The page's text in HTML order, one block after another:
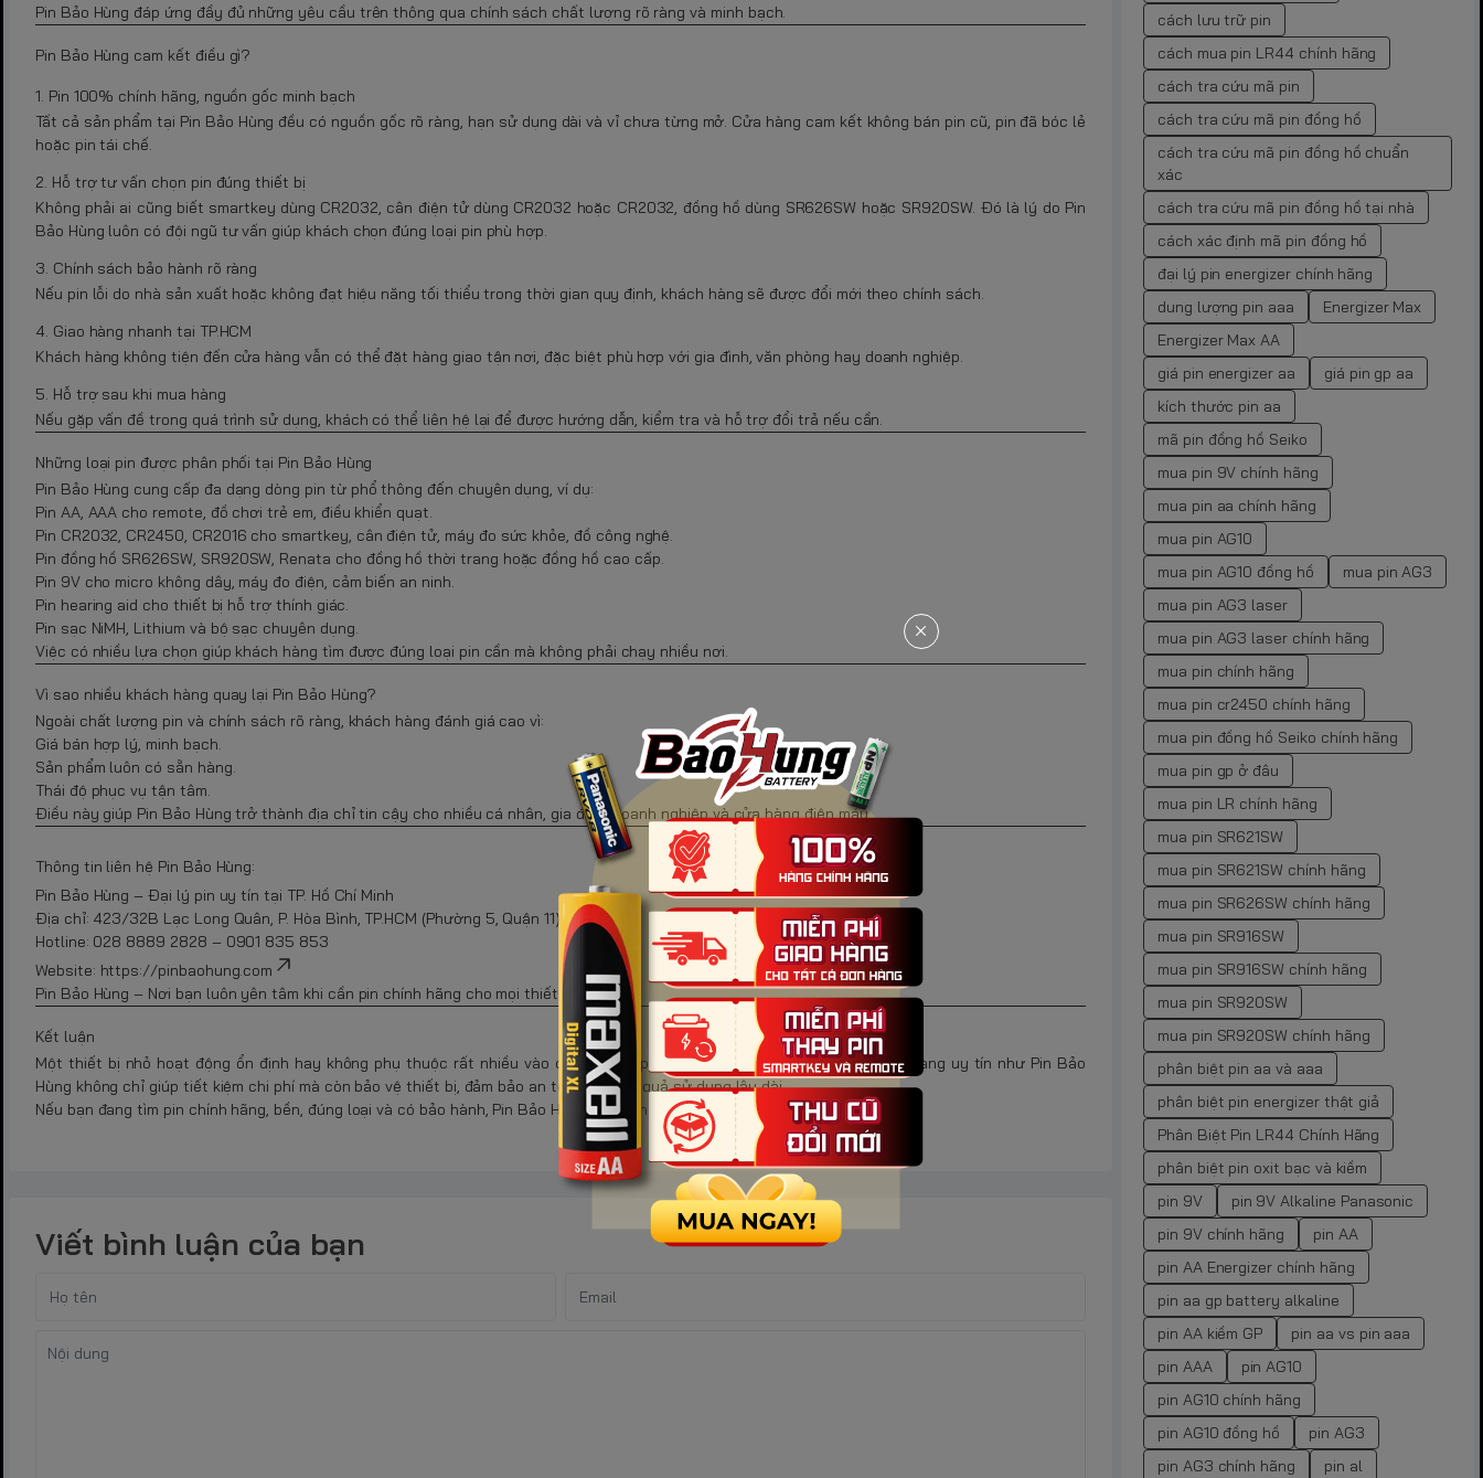
Pin Bảo Hùng đáp ứng đầy đủ những yêu cầu trên thông qua chính sách chất lượng rõ ràng và minh bạch.
Pin Bảo Hùng cam kết điều gì?
1. Pin 100% chính hãng, nguồn gốc minh bạch
Tất cả sản phẩm tại Pin Bảo Hùng đều có nguồn gốc rõ ràng, hạn sử dụng dài và vỉ chưa từng mở. Cửa hàng cam kết không bán pin cũ, pin đã bóc lẻ
hoặc pin tái chế.
2. Hỗ trợ tư vấn chọn pin đúng thiết bị
Không phải ai cũng biết smartkey dùng CR2032, cân điện tử dùng CR2032 hoặc CR2032, đồng hồ dùng SR626SW hoặc SR920SW. Đó là lý do Pin
Bảo Hùng luôn có đội ngũ tư vấn giúp khách chọn đúng loại pin phù hợp.
3. Chính sách bảo hành rõ ràng
Nếu pin lỗi do nhà sản xuất hoặc không đạt hiệu năng tối thiểu trong thời gian quy định, khách hàng sẽ được đổi mới theo chính sách.
4. Giao hàng nhanh tại TP.HCM
Khách hàng không tiện đến cửa hàng vẫn có thể đặt hàng giao tận nơi, đặc biệt phù hợp với gia đình, văn phòng hay doanh nghiệp.
5. Hỗ trợ sau khi mua hàng
Nếu gặp vấn đề trong quá trình sử dụng, khách có thể liên hệ lại để được hướng dẫn, kiểm tra và hỗ trợ đổi trả nếu cần.
Những loại pin được phân phối tại Pin Bảo Hùng
Pin Bảo Hùng cung cấp đa dạng dòng pin từ phổ thông đến chuyên dụng, ví dụ:
Pin AA, AAA cho remote, đồ chơi trẻ em, điều khiển quạt.
Pin CR2032, CR2450, CR2016 cho smartkey, cân điện tử, máy đo sức khỏe, đồ công nghệ.
Pin đồng hồ SR626SW, SR920SW, Renata cho đồng hồ thời trang hoặc đồng hồ cao cấp.
Pin 9V cho micro không dây, máy đo điện, cảm biến an ninh.
Pin hearing aid cho thiết bị hỗ trợ thính giác.
Pin sạc NiMH, Lithium và bộ sạc chuyên dụng.
Việc có nhiều lựa chọn giúp khách hàng tìm được đúng loại pin cần mà không phải chạy nhiều nơi.
Vì sao nhiều khách hàng quay lại Pin Bảo Hùng?
Ngoài chất lượng pin và chính sách rõ ràng, khách hàng đánh giá cao vì:
Giá bán hợp lý, minh bạch.
Sản phẩm luôn có sẵn hàng.
Thái độ phục vụ tận tâm.
Điều này giúp Pin Bảo Hùng trở thành địa chỉ tin cậy cho nhiều cá nhân, gia đình, doanh nghiệp và cửa hàng điện máy.
Thông tin liên hệ Pin Bảo Hùng:
Pin Bảo Hùng – Đại lý pin uy tín tại TP. Hồ Chí Minh
Địa chỉ: 423/32B Lạc Long Quân, P. Hòa Bình, TP.HCM (Phường 5, Quận 11)
Hotline: 028 8889 2828 – 0901 835 853
Website: https://pinbaohung.com
Pin Bảo Hùng – Nơi bạn luôn yên tâm khi cần pin chính hãng cho mọi thiết bị!
Kết luận
Một thiết bị nhỏ hoạt động ổn định hay không phụ thuộc rất nhiều vào chất lượng pin đi kèm. Vì vậy, việc lựa chọn cửa hàng uy tín như Pin Bảo
Hùng không chỉ giúp tiết kiệm chi phí mà còn bảo vệ thiết bị, đảm bảo an toàn và hiệu quả sử dụng lâu dài.
Nếu bạn đang tìm pin chính hãng, bền, đúng loại và có bảo hành, Pin Bảo Hùng chắc chắn là lựa chọn đáng cân nhắc.
Viết bình luận của bạn
cách lưu trữ pin
cách mua pin LR44 chính hãng
cách tra cứu mã pin
cách tra cứu mã pin đồng hồ
cách tra cứu mã pin đồng hồ chuẩn
xác
cách tra cứu mã pin đồng hồ tại nhà
cách xác định mã pin đồng hồ
đại lý pin energizer chính hãng
dung lượng pin aaa
Energizer Max
Energizer Max AA
giá pin energizer aa
giá pin gp aa
kích thước pin aa
mã pin đồng hồ Seiko
mua pin 9V chính hãng
mua pin aa chính hãng
mua pin AG10
mua pin AG10 đồng hồ
mua pin AG3
mua pin AG3 laser
mua pin AG3 laser chính hãng
mua pin chính hãng
mua pin cr2450 chính hãng
mua pin đồng hồ Seiko chính hãng
mua pin gp ở đâu
mua pin LR chính hãng
mua pin SR621SW
mua pin SR621SW chính hãng
mua pin SR626SW chính hãng
mua pin SR916SW
mua pin SR916SW chính hãng
mua pin SR920SW
mua pin SR920SW chính hãng
phân biệt pin aa và aaa
phân biệt pin energizer thật giả
Phân Biệt Pin LR44 Chính Hãng
phân biệt pin oxit bạc và kiềm
pin 9V
pin 9V Alkaline Panasonic
pin 9V chính hãng
pin AA
pin AA Energizer chính hãng
pin aa gp battery alkaline
pin AA kiềm GP
pin aa vs pin aaa
pin AAA
pin AG10
pin AG10 chính hãng
pin AG10 đồng hồ
pin AG3
pin AG3 chính hãng
pin al